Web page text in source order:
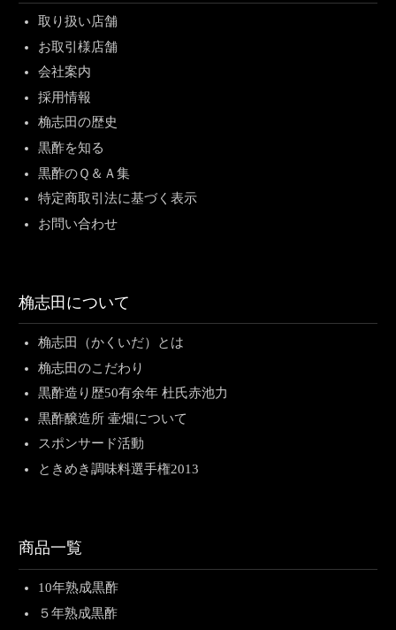
取り扱い店舗
お取引様店舗
会社案内
採用情報
桷志田の歴史
黒酢を知る
黒酢のＱ＆Ａ集
特定商取引法に基づく表示
お問い合わせ
桷志田について
桷志田（かくいだ）とは
桷志田のこだわり
黒酢造り歴50有余年 杜氏赤池力
黒酢醸造所 壷畑について
スポンサード活動
ときめき調味料選手権2013
商品一覧
10年熟成黒酢
５年熟成黒酢